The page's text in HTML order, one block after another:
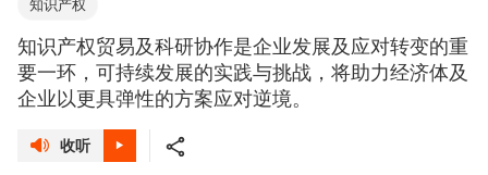
知识产权
知识产权贸易及科研协作是企业发展及应对转变的重
要一环，可持续发展的实践与挑战，将助力经济体及
企业以更具弹性的方案应对逆境。
收听